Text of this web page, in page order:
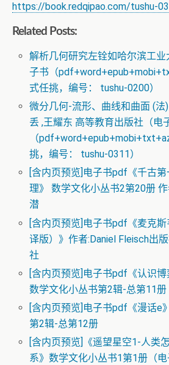
https://book.redqipao.com/tushu-
Related Posts:
解析几何研究左铨如哈尔滨工
子书（
式任挑，编号： tushu-0200）
微分几何-流形、曲线和曲面 (法
丢 ,王耀东 高等教育出版社（电
（
挑，编号： tushu-0311）
[含内页预览]电子书pdf《千古
理》 数学文化小丛书2第20册
潜
[含内页预览]电子书pdf《麦克
译版）》作者:Daniel Fleisch出
社
[含内页预览]电子书pdf《认识博
数学文化小丛书第2辑-总第11册
[含内页预览]电子书pdf《漫话e
第2辑-总第12册
[含内页预览]《遥望星空1-人类
系》数学文化小丛书1第1册（电